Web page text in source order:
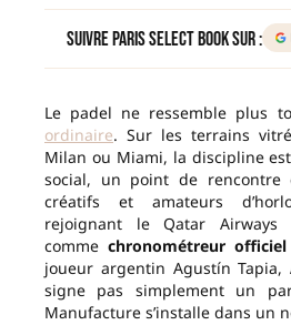
Suivre Paris Select Book sur :
Le padel ne ressemble plus
ordinaire. Sur les terrains
Milan ou Miami, la discipline
social, un point de rencontre
créatifs et amateurs
rejoignant le Qatar Airways
comme chronométreur officiel
joueur argentin Agustín Tapia,
signe pas simplement un
Manufacture s’installe dans un